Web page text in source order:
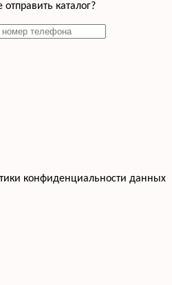
каталог?
конфиденциальности данных